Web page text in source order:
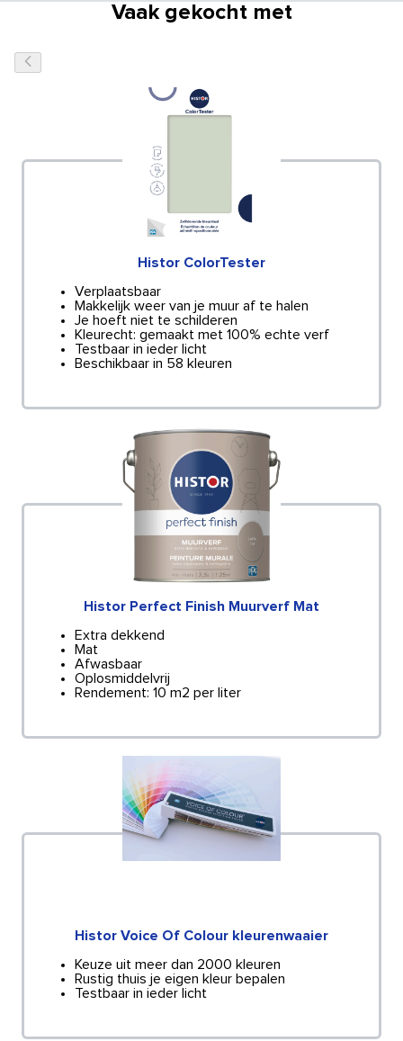
Vaak gekocht met
Histor ColorTester
Verplaatsbaar
Makkelijk weer van je muur af te halen
Je hoeft niet te schilderen
Kleurecht: gemaakt met 100% echte verf
Testbaar in ieder licht
Beschikbaar in 58 kleuren
Histor Perfect Finish Muurverf Mat
Extra dekkend
Mat
Afwasbaar
Oplosmiddelvrij
Rendement: 10 m2 per liter
Histor Voice Of Colour kleurenwaaier
Keuze uit meer dan 2000 kleuren
Rustig thuis je eigen kleur bepalen
Testbaar in ieder licht